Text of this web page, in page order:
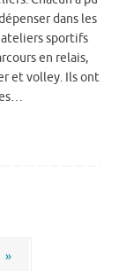
dans les
sportifs
en relais,
et volley. Ils ont
»